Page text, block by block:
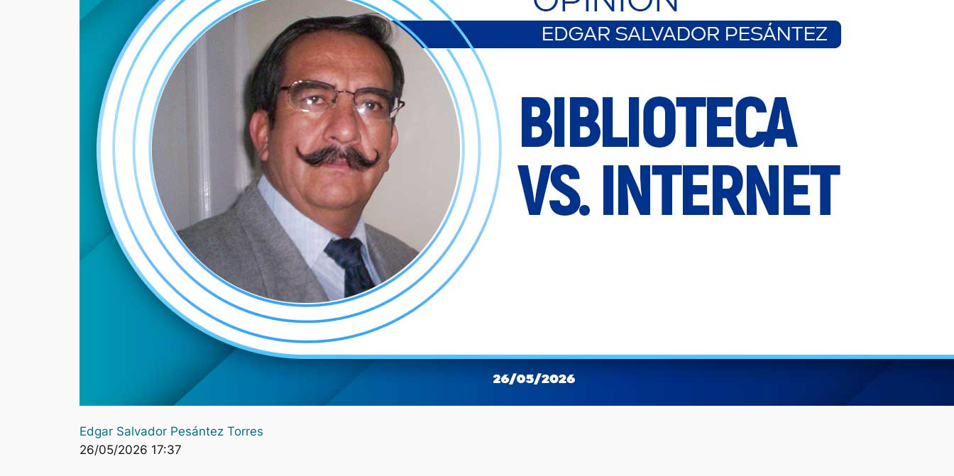
Edgar Salvador Pesántez Torres
26/05/2026 17:37